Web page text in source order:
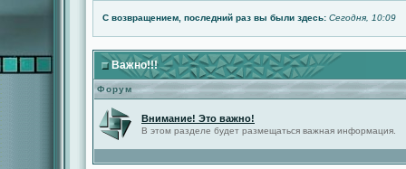
С возвращением, последний раз вы были здесь: Сегодня, 10:09
Важно!!!
Форум
Внимание! Это важно!
В этом разделе будет размещаться важная информация.